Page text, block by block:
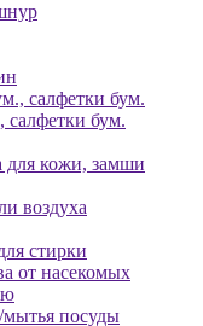
салфетки бум.
для кожи, замши
воздуха
стирки
от насекомых